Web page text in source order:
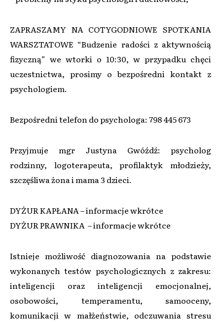
ZAPRASZAMY NA COTYGODNIOWE SPOTKANIA
WARSZTATOWE “Budzenie radości z aktywnością
fizyczną” we wtorki o 10:30, w przypadku chęci
uczestnictwa, prosimy o bezpośredni kontakt z
psychologiem.
Bezpośredni telefon do psychologa: 798 445 673
Przyjmuje mgr Justyna Gwóźdź: psycholog
rodzinny, logoterapeuta, profilaktyk młodzieży,
szczęśliwa żona i mama 3 dzieci.
DYŻUR KAPŁANA – informacje wkrótce
DYŻUR PRAWNIKA – informacje wkrótce
Istnieje możliwość diagnozowania na podstawie
wykonanych testów psychologicznych z zakresu:
inteligencji oraz inteligencji emocjonalnej,
osobowości, temperamentu, samooceny,
komunikacji w małżeństwie, odczuwania stresu